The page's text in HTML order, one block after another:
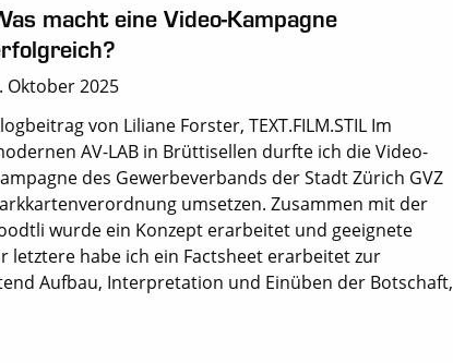
macht eine Video-Kampagne
Oktober 2025
von Liliane Forster, TEXT.FILM.STIL Im
AV-LAB in Brüttisellen durfte ich die Video-
des Gewerbeverbands der Stadt Zürich GVZ
umsetzen. Zusammen mit der
wurde ein Konzept erarbeitet und geeignete
letztere habe ich ein Factsheet erarbeitet zur
Aufbau, Interpretation und Einüben der Botschaft,